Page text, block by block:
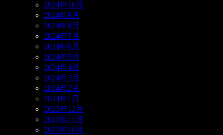
2024年10月
2024年9月
2024年8月
2024年7月
2024年6月
2024年5月
2024年4月
2024年3月
2024年2月
2024年1月
2023年12月
2023年11月
2023年10月